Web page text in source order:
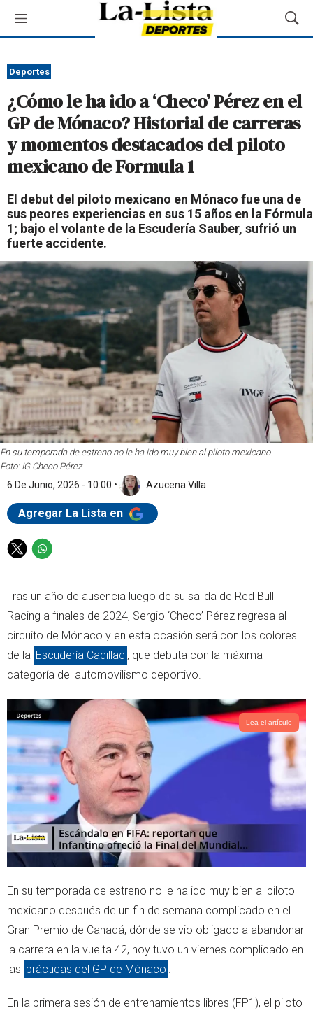
M
e
ú
M
o
a
r
B
e
d
a
Deportes
¿Cómo le ha ido a ‘Checo’ Pérez en el
GP de Mónaco? Historial de carreras
y momentos destacados del piloto
mexicano de Formula 1
El debut del piloto mexicano en Mónaco fue una de
sus peores experiencias en sus 15 años en la Fórmula
1; bajo el volante de la Escudería Sauber, sufrió un
fuerte accidente.
En su temporada de estreno no le ha ido muy bien al piloto mexicano.
Foto: IG Checo Pérez
6 De Junio, 2026 - 10:00 • Azucena Villa
Agregar La Lista en
T
t
t
r
W
t
s
p
p
Tras un año de ausencia luego de su salida de Red Bull
Racing a finales de 2024, Sergio ‘Checo’ Pérez regresa al
circuito de Mónaco y en esta ocasión será con los colores
de la Escudería Cadillac , que debuta con la máxima
categoría del automovilismo deportivo.
Lea el artículo
En su temporada de estreno no le ha ido muy bien al piloto
mexicano después de un fin de semana complicado en el
Gran Premio de Canadá, dónde se vio obligado a abandonar
la carrera en la vuelta 42, hoy tuvo un viernes complicado en
las prácticas del GP de Mónaco .
En la primera sesión de entrenamientos libres (FP1), el piloto